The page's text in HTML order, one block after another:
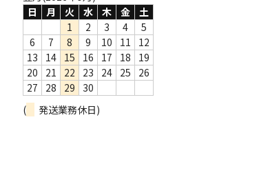
日
月 火 水 木 金
土
1
2 3 4
5
6
7 8 9 10 11
12
13
14 15 16 17 18
19
20
21 22 23 24 25
26
27
28 29
30
(
発送業務休日)